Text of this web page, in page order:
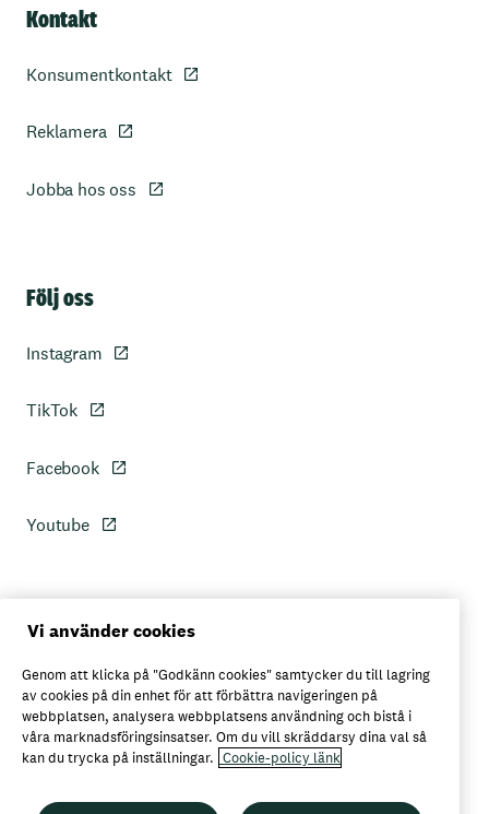
Kontakt
Konsumentkontakt
Reklamera
Jobba hos oss
Följ oss
Instagram
TikTok
Facebook
Youtube
Personuppgiftspolicy
Axfoods integritetspolicy
Här kan du köpa Garant
Vi använder cookies
Genom att klicka på "Godkänn cookies" samtycker du till lagring
av cookies på din enhet för att förbättra navigeringen på
webbplatsen, analysera webbplatsens användning och bistå i
våra marknadsföringsinsatser. Om du vill skräddarsy dina val så
kan du trycka på inställningar. Cookie-policy länk